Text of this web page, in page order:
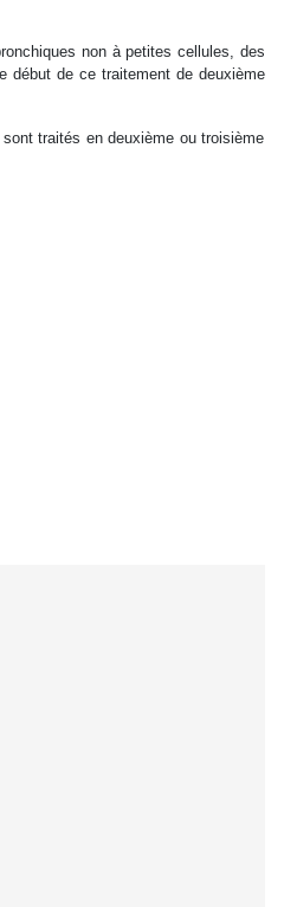
non à petites cellules, des
début de ce traitement de deuxième
traités en deuxième ou troisième